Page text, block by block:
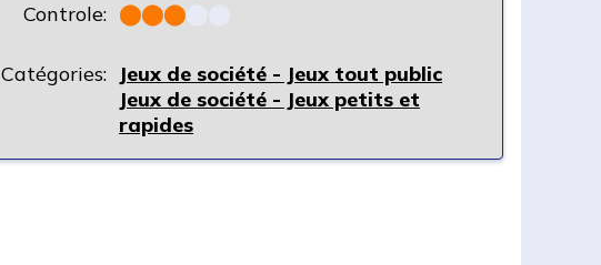
Controle: ⬤⬤⬤
Catégories:
Jeux de société - Jeux tout public
Jeux de société - Jeux petits et
rapides